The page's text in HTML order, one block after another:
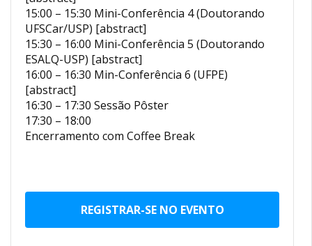
15:00 – 15:30 Mini-Conferência 4 (Doutorando
UFSCar/USP) [abstract]
15:30 – 16:00 Mini-Conferência 5 (Doutorando
ESALQ-USP) [abstract]
16:00 – 16:30 Min-Conferência 6 (UFPE)
[abstract]
16:30 – 17:30 Sessão Pôster
17:30 – 18:00
Encerramento com Coffee Break
REGISTRAR-SE NO EVENTO